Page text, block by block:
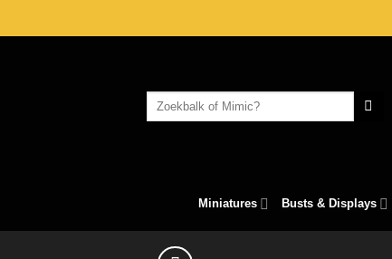
to
Search
Miniatures Busts & Displays